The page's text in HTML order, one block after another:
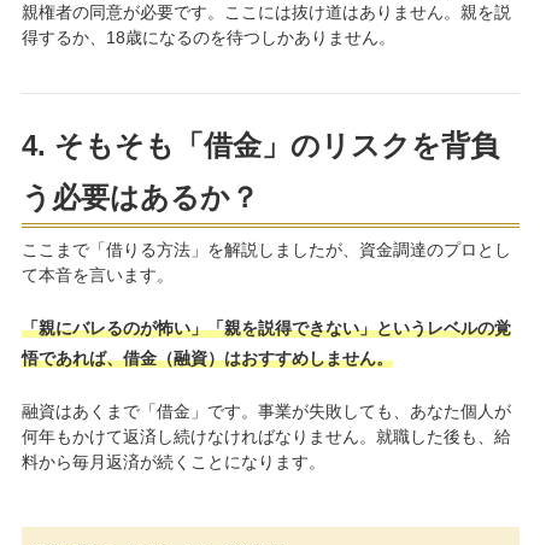
親権者の同意が必要です。ここには抜け道はありません。親を説
得するか、18歳になるのを待つしかありません。
4. そもそも「借金」のリスクを背負
う必要はあるか？
ここまで「借りる方法」を解説しましたが、資金調達のプロとし
て本音を言います。
「親にバレるのが怖い」「親を説得できない」というレベルの覚
悟であれば、借金（融資）はおすすめしません。
融資はあくまで「借金」です。事業が失敗しても、あなた個人が
何年もかけて返済し続けなければなりません。就職した後も、給
料から毎月返済が続くことになります。